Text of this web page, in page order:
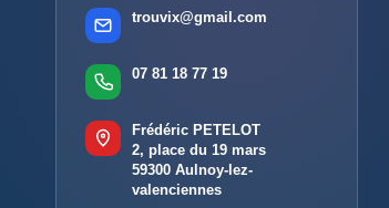
trouvix@gmail.com
07 81 18 77 19
Frédéric PETELOT
2, place du 19 mars
59300 Aulnoy-lez-
valenciennes